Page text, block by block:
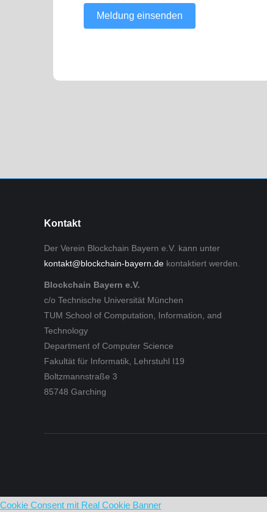
Meldung einsenden
Kontakt
Der Verein Blockchain Bayern e.V. kann unter
kontakt@blockchain-bayern.de kontaktiert werden.
Blockchain Bayern e.V.
c/o Technische Universität München
TUM School of Computation, Information, and
Technology
Department of Computer Science
Fakultät für Informatik, Lehrstuhl I19
Boltzmannstraße 3
85748 Garching
Cookie Consent mit Real Cookie Banner